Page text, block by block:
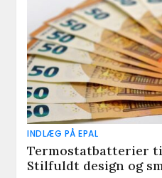
INDLÆG PÅ EPAL
Termostatbatterier
Stilfuldt design og